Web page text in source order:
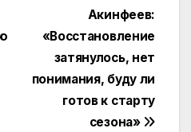
Акинфеев:
«Восстановление
затянулось, нет
понимания, буду ли
готов к старту
сезона»